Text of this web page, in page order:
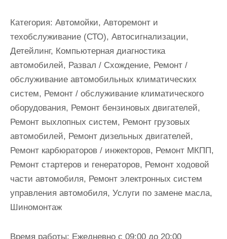
Категория: Автомойки, Авторемонт и
техобслуживание (СТО), Автосигнализации,
Детейлинг, Компьютерная диагностика
автомобилей, Развал / Схождение, Ремонт /
обслуживание автомобильных климатических
систем, Ремонт / обслуживание климатического
оборудования, Ремонт бензиновых двигателей,
Ремонт выхлопных систем, Ремонт грузовых
автомобилей, Ремонт дизельных двигателей,
Ремонт карбюраторов / инжекторов, Ремонт МКПП,
Ремонт стартеров и генераторов, Ремонт ходовой
части автомобиля, Ремонт электронных систем
управления автомобиля, Услуги по замене масла,
Шиномонтаж
Время работы: Ежедневно с 09:00 до 20:00